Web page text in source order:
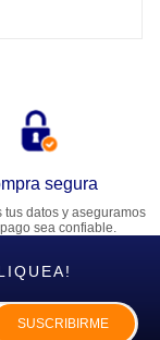
segura
tus datos y aseguramos
sea confiable.
SUSCRIBIRME